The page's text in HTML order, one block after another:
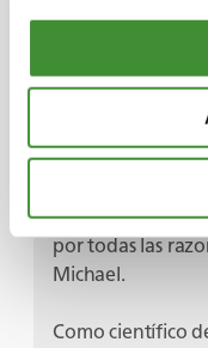
Sí, es un cambio
en muchos
el suelo forma
como porque
mayoría de los
mitad del
empezamos a
por todas las
Michael.
Como científico